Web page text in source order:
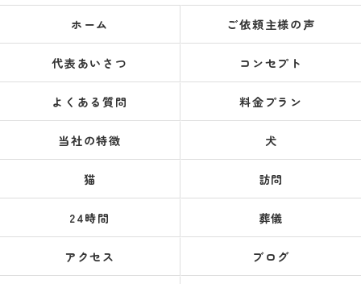
ホーム ご依頼主様の声
代表あいさつ コンセプト
よくある質問 料金プラン
当社の特徴 犬
猫 訪問
24時間 葬儀
アクセス ブログ